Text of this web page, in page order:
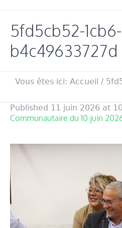
5fd5cb52-
b4c49633727d
Vous êtes ici: Accueil /
Published 11 juin 2026 at
Communautaire du 10 juin